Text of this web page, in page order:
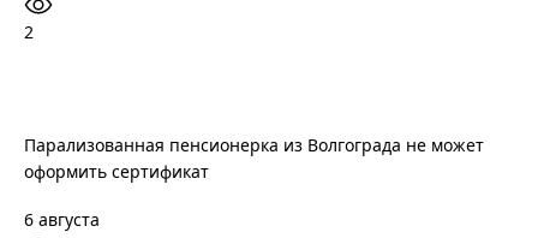
2
Парализованная пенсионерка из Волгограда не может
оформить сертификат
6 августа